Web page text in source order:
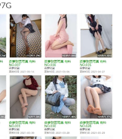
杏子Yada[80+1P／
2026-06-01
VOL.4462 芝芝Booty[91+1P／
持续更新中】 2026-01-02
绮里嘉